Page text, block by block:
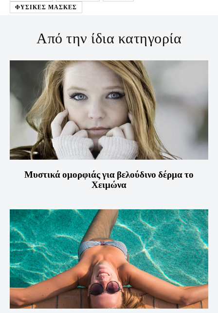
ΦΥΣΙΚΕΣ ΜΑΣΚΕΣ
Από την ίδια κατηγορία
Μυστικά ομορφιάς για βελούδινο δέρμα το
Χειμώνα